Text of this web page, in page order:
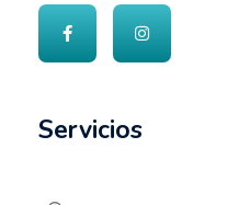
Servicios